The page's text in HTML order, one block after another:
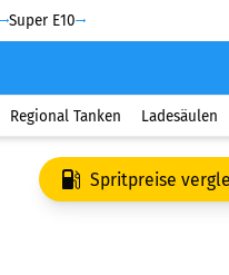
Super E10
Regional Tanken Ladesäulen
Spritpreise